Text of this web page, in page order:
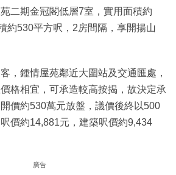
二期金冠閣低層7室，實用面積約
約530平方呎，2房間隔，享開揚山
，鍾情屋苑鄰近大圍站及交通匯處，
格相宜，可承造較高按揭，故決定承
價約530萬元放盤，議價後終以500
價約14,881元，建築呎價約9,434
廣告